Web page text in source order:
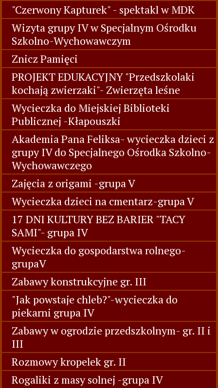
"Czerwony Kapturek" - spektakl w MDK
Wizyta grupy IV w Specjalnym Ośrodku
Szkolno-Wychowawczym
Znicz Pamięci
PROJEKT EDUKACYJNY "Przedszkolaki
kochają zwierzaki"- Zwierzęta leśne
Wycieczka do Miejskiej Biblioteki
Publicznej -Kłapouszki
Akademia Pana Feliksa- wycieczka dzieci z
grupy IV do Specjalnego Ośrodka Szkolno-
Wychowawczego
Zajęcia z origami -grupa V
Wycieczka dzieci na cmentarz-grupa V
17 DNI KULTURY BEZ BARIER "TACY
SAMI"- grupa IV
Wycieczka do gospodarstwa rolnego-
grupaV
Zabawy konstrukcyjne gr. III
"Jak powstaje chleb?"-wycieczka do
piekarni grupa IV
Zabawy w ogrodzie przedszkolnym- gr. II i
III
Rozmowy kropelek gr. II
Rogaliki z masy solnej -grupa IV